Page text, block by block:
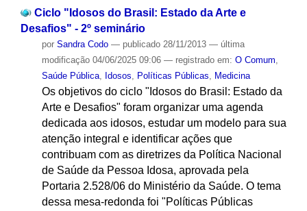
Ciclo "Idosos do Brasil: Estado da Arte e
Desafios" - 2º seminário
por Sandra Codo — publicado28/11/2013 — última
modificação04/06/2025 09:06 — registrado em: O Comum
Saúde Pública, Idosos Políticas Públicas Medicina
Os objetivos do ciclo "Idosos do Brasil: Estado da
Arte e Desafios" foram organizar uma agenda
dedicada aos idosos, estudar um modelo para sua
atenção integral e identificar ações que
contribuam com as diretrizes da Política Nacional
de Saúde da Pessoa Idosa, aprovada pela
Portaria 2.528/06 do Ministério da Saúde. O tema
dessa mesa-redonda foi "Políticas Públicas